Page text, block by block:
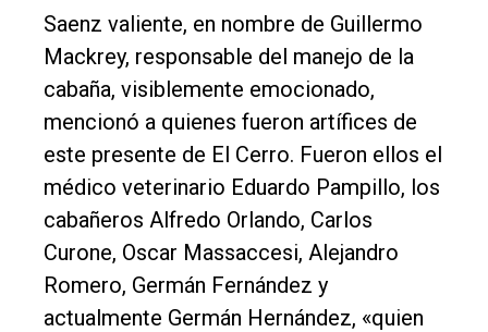
Saenz valiente, en nombre de Guillermo
Mackrey, responsable del manejo de la
cabaña, visiblemente emocionado,
mencionó a quienes fueron artífices de
este presente de El Cerro. Fueron ellos el
médico veterinario Eduardo Pampillo, los
cabañeros Alfredo Orlando, Carlos
Curone, Oscar Massaccesi, Alejandro
Romero, Germán Fernández y
actualmente Germán Hernández, «quien